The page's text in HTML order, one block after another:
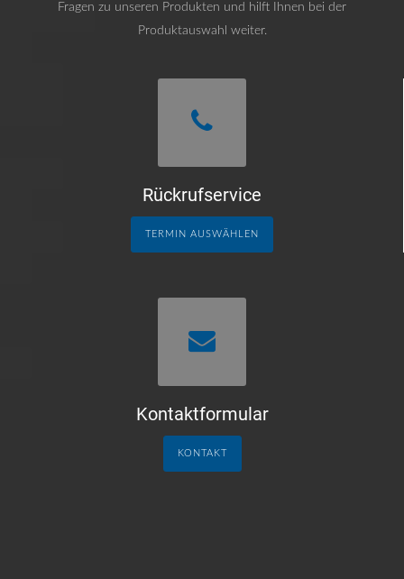
Fragen zu unseren Produkten und hilft Ihnen bei der
Produktauswahl weiter.
Rückrufservice
TERMIN AUSWÄHLEN
Kontaktformular
KONTAKT